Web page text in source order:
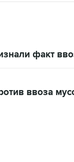
факт
ввоза